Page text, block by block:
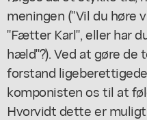
meningen ("Vil du høre
"Fætter Karl", eller har
hæld"?). Ved at gøre de
forstand
komponisten os til at
Hvorvidt dette er